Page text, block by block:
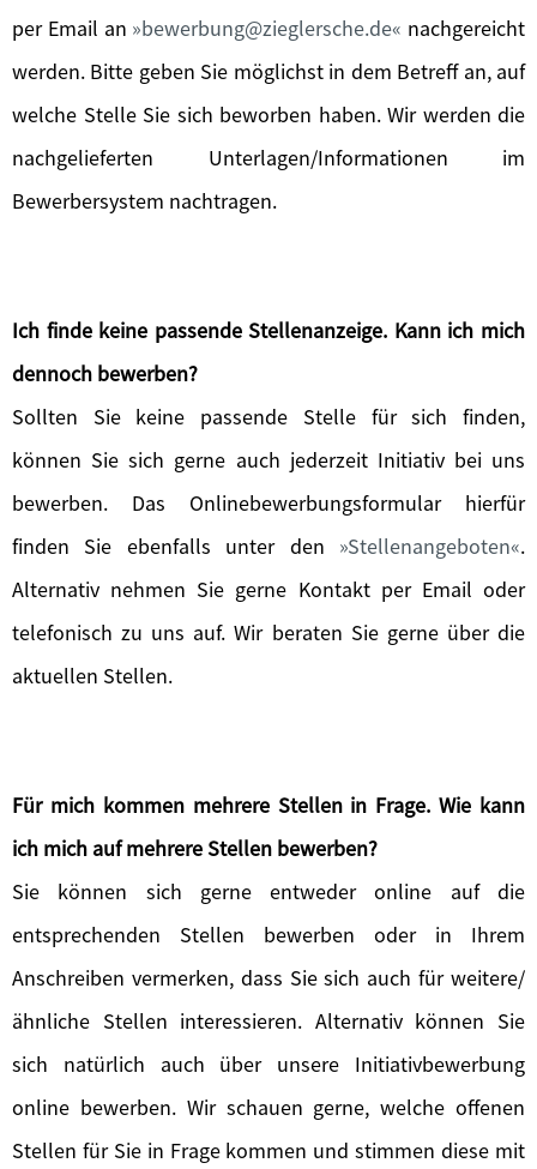
per Email an
bewerbung@zieglersche.de nachgereicht
werden. Bitte geben Sie möglichst in dem Betreff an, auf
welche Stelle Sie sich beworben haben. Wir werden die
nachgelieferten Unterlagen/Informationen im
Bewerbersystem nachtragen.
Ich finde keine passende Stellenanzeige. Kann ich mich
dennoch bewerben?
Sollten Sie keine passende Stelle für sich finden,
können Sie sich gerne auch jederzeit Initiativ bei uns
bewerben. Das Onlinebewerbungsformular hierfür
finden Sie ebenfalls unter den
Stellenangeboten .
Alternativ nehmen Sie gerne Kontakt per Email oder
telefonisch zu uns auf. Wir beraten Sie gerne über die
aktuellen Stellen.
Für mich kommen mehrere Stellen in Frage. Wie kann
ich mich auf mehrere Stellen bewerben?
Sie können sich gerne entweder online auf die
entsprechenden Stellen bewerben oder in Ihrem
Anschreiben vermerken, dass Sie sich auch für weitere/
ähnliche Stellen interessieren. Alternativ können Sie
sich natürlich auch über unsere Initiativbewerbung
online bewerben. Wir schauen gerne, welche offenen
Stellen für Sie in Frage kommen und stimmen diese mit